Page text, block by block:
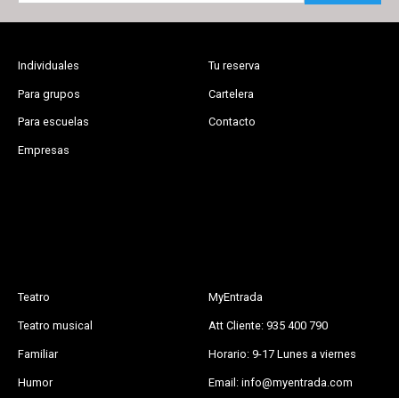
Individuales
Para grupos
Para escuelas
Empresas
Tu reserva
Cartelera
Contacto
Teatro
Teatro musical
Familiar
Humor
MyEntrada
Att Cliente: 935 400 790
Horario: 9-17 Lunes a viernes
Email: info@myentrada.com